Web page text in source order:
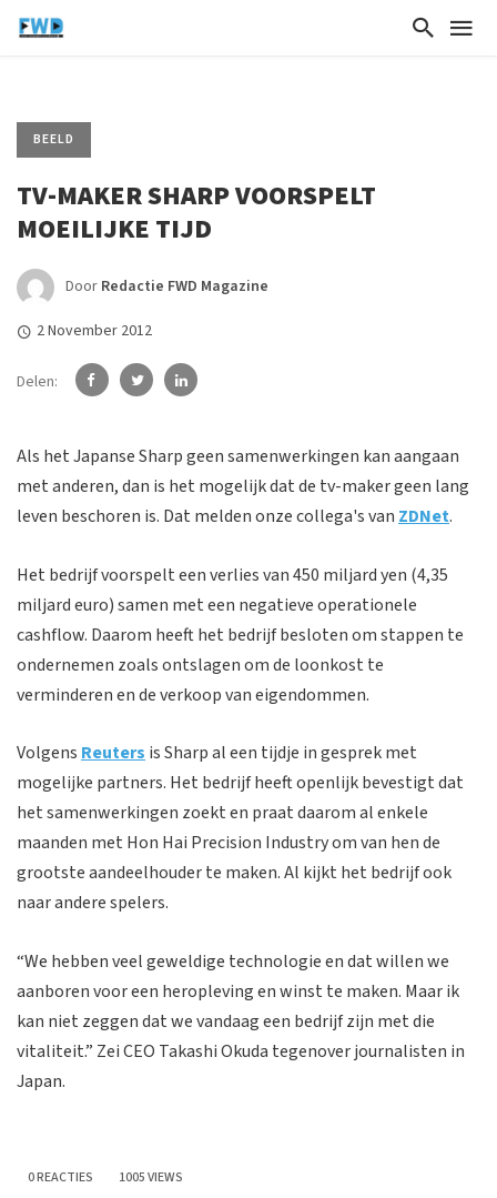
BEELD
TV-MAKER SHARP VOORSPELT
MOEILIJKE TIJD
Door Redactie FWD Magazine
2 November 2012
Delen:
Als het Japanse Sharp geen samenwerkingen kan aangaan
met anderen, dan is het mogelijk dat de tv-maker geen lang
leven beschoren is. Dat melden onze collega's van ZDNet.
Het bedrijf voorspelt een verlies van 450 miljard yen (4,35
miljard euro) samen met een negatieve operationele
cashflow. Daarom heeft het bedrijf besloten om stappen te
ondernemen zoals ontslagen om de loonkost te
verminderen en de verkoop van eigendommen.
Volgens Reuters is Sharp al een tijdje in gesprek met
mogelijke partners. Het bedrijf heeft openlijk bevestigt dat
het samenwerkingen zoekt en praat daarom al enkele
maanden met Hon Hai Precision Industry om van hen de
grootste aandeelhouder te maken. Al kijkt het bedrijf ook
naar andere spelers.
“We hebben veel geweldige technologie en dat willen we
aanboren voor een heropleving en winst te maken. Maar ik
kan niet zeggen dat we vandaag een bedrijf zijn met die
vitaliteit.” Zei CEO Takashi Okuda tegenover journalisten in
Japan.
0 REACTIES 1005 VIEWS